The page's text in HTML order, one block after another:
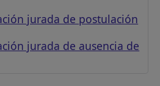
jurada de postulación
jurada de ausencia de